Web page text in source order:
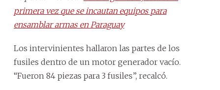
primera vez que se incautan equipos para
ensamblar armas en Paraguay
Los intervinientes hallaron las partes de los
fusiles dentro de un motor generador vacío.
“Fueron 84 piezas para 3 fusiles”, recalcó.